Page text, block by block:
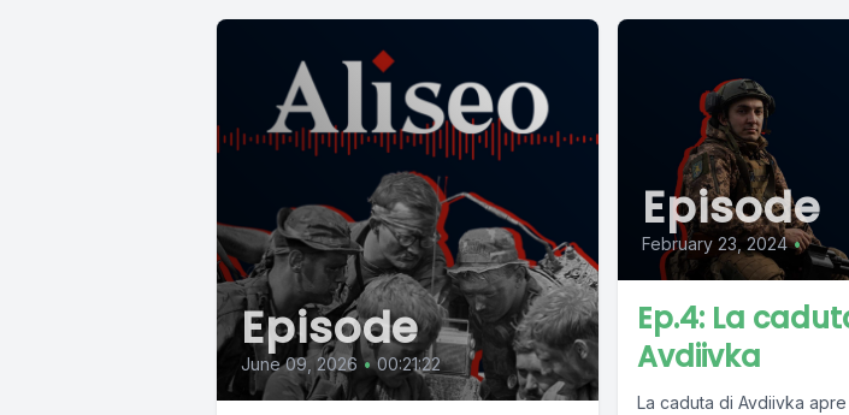
Episode
June 09, 2026 • 00:21:22
Episode
February 23, 2024 •
Ep.4: La
Avdiivka
La caduta di Avdiivka